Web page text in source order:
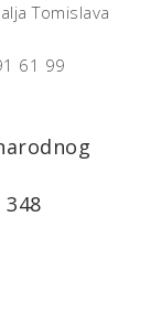
Tomislava
61 99
348